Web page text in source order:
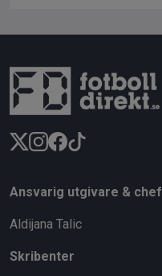
Ansvarig utgivare &
Aldijana Talic
Skribenter